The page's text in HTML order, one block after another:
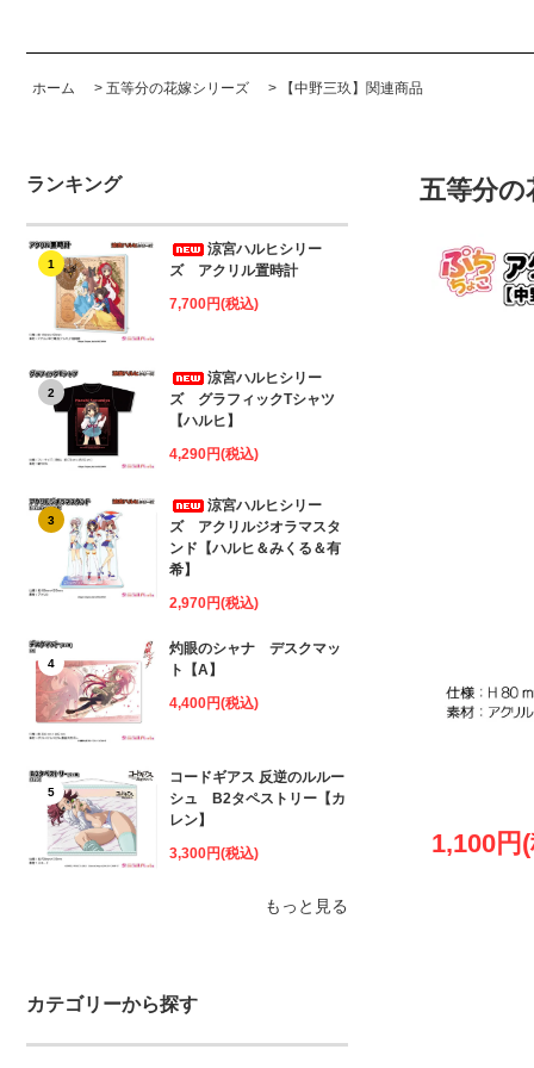
ホーム > 五等分の花嫁シリーズ > 【中野三玖】関連商品
ランキング
1
涼宮ハルヒシリー
ズ アクリル置時計
7,700円(税込)
2
涼宮ハルヒシリー
ズ グラフィックTシャツ
【ハルヒ】
4,290円(税込)
3
涼宮ハルヒシリー
ズ アクリルジオラマスタ
ンド【ハルヒ＆みくる＆有
希】
2,970円(税込)
4
灼眼のシャナ デスクマッ
ト【A】
4,400円(税込)
5
コードギアス 反逆のルルー
シュ B2タペストリー【カ
レン】
3,300円(税込)
もっと見る
カテゴリーから探す
五等分
1,100円